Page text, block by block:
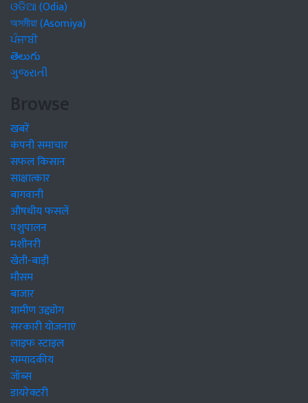
ଓଡିଆ (Odia)
অসমীয়া (Asomiya)
ਪੰਜਾਬੀ
తెలుగు
ગુજરાતી
Browse
खबरें
कंपनी समाचार
सफल किसान
साक्षात्कार
बागवानी
औषधीय फसलें
पशुपालन
मशीनरी
खेती-बाड़ी
मौसम
बाजार
ग्रामीण उद्द्योग
सरकारी योजनाएं
लाइफ स्टाइल
सम्पादकीय
जॉब्स
डायरेक्टरी